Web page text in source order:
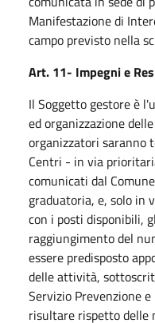
Manifestazione di
campo previsto nella
Art. 11- Impegni e
Il Soggetto gestore è
ed organizzazione
organizzatori saranno
Centri - in via
comunicati dal
graduatoria, e, solo in
con i posti disponibili,
raggiungimento del
essere predisposto
delle attività,
Servizio Prevenzione
risultare rispetto delle